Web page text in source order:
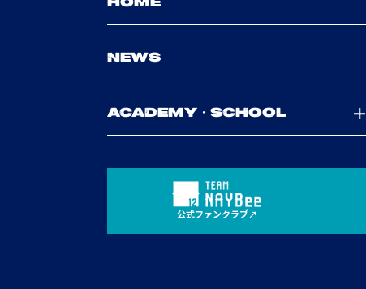
HOME
NEWS
ACADEMY・SCHOOL
公式ファンクラブ